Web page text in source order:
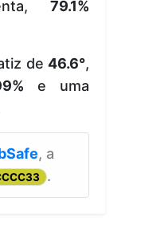
79.1%
de 46.6°,
e uma
, a
.